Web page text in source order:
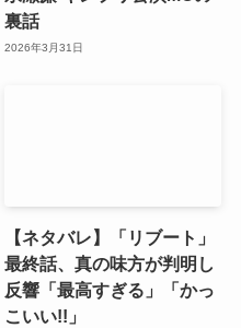
裏話
2026年3月31日
【ネタバレ】「リブート」
最終話、真の味方が判明し
反響「最高すぎる」「かっ
こいい!!」